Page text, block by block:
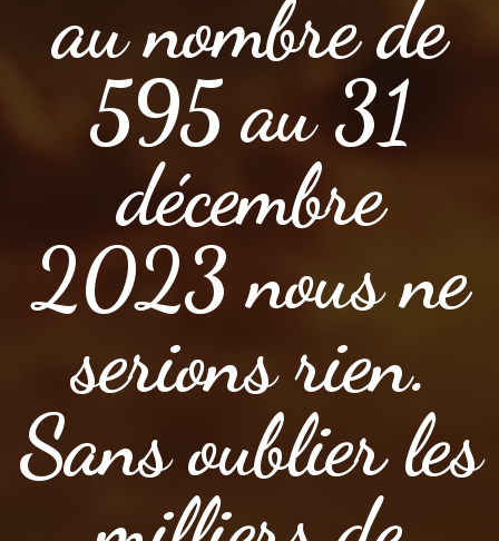
au nombre de
595 au 31
décembre
2023 nous ne
serions rien.
Sans oublier les